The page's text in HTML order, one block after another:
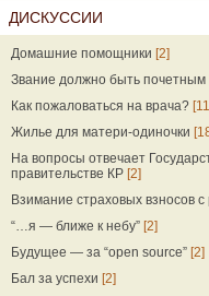
ДИСКУССИИ
Домашние помощники [2]
Звание должно быть почетным
Как пожаловаться на врача?
Жилье для матери-одиночки
На вопросы отвечает
правительстве КР [2]
Взимание страховых взносов
“…я — ближе к небу” [2]
Будущее — за “open source” [2]
Бал за успехи [2]